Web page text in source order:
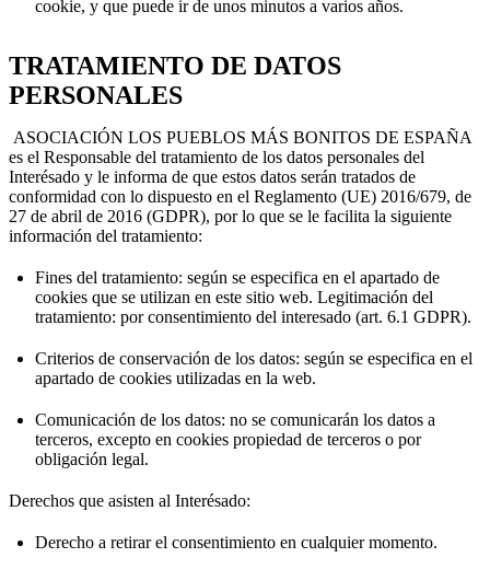
cookie, y que puede ir de unos minutos a varios años.
TRATAMIENTO DE DATOS
PERSONALES
ASOCIACIÓN LOS PUEBLOS MÁS BONITOS DE ESPAÑA
es el Responsable del tratamiento de los datos personales del
Interésado y le informa de que estos datos serán tratados de
conformidad con lo dispuesto en el Reglamento (UE) 2016/679, de
27 de abril de 2016 (GDPR), por lo que se le facilita la siguiente
información del tratamiento:
Fines del tratamiento: según se especifica en el apartado de
cookies que se utilizan en este sitio web. Legitimación del
tratamiento: por consentimiento del interesado (art. 6.1 GDPR).
Criterios de conservación de los datos: según se especifica en el
apartado de cookies utilizadas en la web.
Comunicación de los datos: no se comunicarán los datos a
terceros, excepto en cookies propiedad de terceros o por
obligación legal.
Derechos que asisten al Interésado:
Derecho a retirar el consentimiento en cualquier momento.